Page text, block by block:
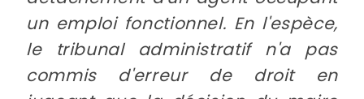
un emploi fonctionnel. En l'espèce,
le tribunal administratif n'a pas
commis d'erreur de droit en